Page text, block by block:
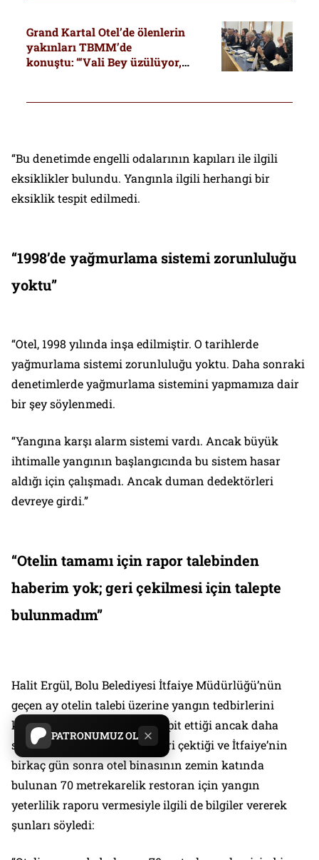
PATRONUMUZ OL
Grand Kartal Otel’de ölenlerin
yakınları TBMM’de
konuştu: “‘Vali Bey üzülüyor,
“Bu denetimde engelli odalarının kapıları ile ilgili
eksiklikler bulundu. Yangınla ilgili herhangi bir
eksiklik tespit edilmedi.
“1998’de yağmurlama sistemi zorunluluğu
yoktu”
“Otel, 1998 yılında inşa edilmiştir. O tarihlerde
yağmurlama sistemi zorunluluğu yoktu. Daha sonraki
denetimlerde yağmurlama sistemini yapmamıza dair
bir şey söylenmedi.
“Yangına karşı alarm sistemi vardı. Ancak büyük
ihtimalle yangının başlangıcında bu sistem hasar
aldığı için çalışmadı. Ancak duman dedektörleri
devreye girdi.”
“Otelin tamamı için rapor talebinden
haberim yok; geri çekilmesi için talepte
bulunmadım”
Halit Ergül, Bolu Belediyesi İtfaiye Müdürlüğü’nün
geçen ay otelin talebi üzerine yangın tedbirlerini
kontrol edip birçok ihmal tespit ettiği ancak daha
sonra otelin başvurusunu geri çektiği ve İtfaiye’nin
birkaç gün sonra otel binasının zemin katında
bulunan 70 metrekarelik restoran için yangın
yeterlilik raporu vermesiyle ilgili de bilgiler vererek
şunları söyledi: